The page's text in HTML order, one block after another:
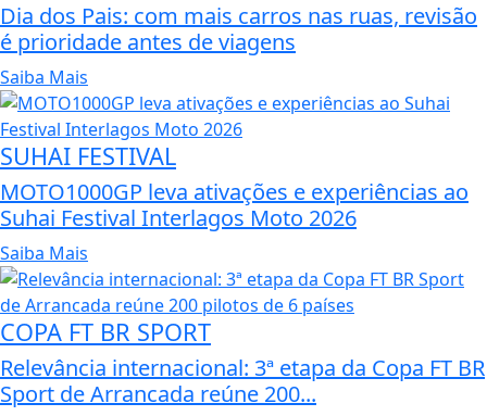
Dia dos Pais: com mais carros nas ruas, revisão
é prioridade antes de viagens
Saiba Mais
SUHAI FESTIVAL
MOTO1000GP leva ativações e experiências ao
Suhai Festival Interlagos Moto 2026
Saiba Mais
COPA FT BR SPORT
Relevância internacional: 3ª etapa da Copa FT BR
Sport de Arrancada reúne 200...